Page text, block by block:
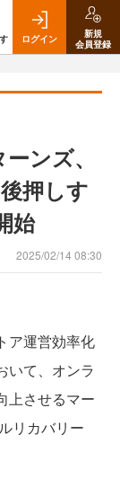
ログイン
新規
会員登録
ンズ、
押しす
始
2025/02/14 08:30
ア運営効率化
いて、オンラ
上させるマー
リカバリー